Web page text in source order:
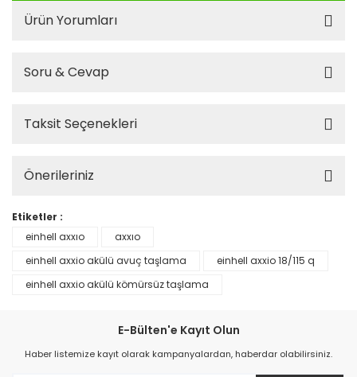
Ürün Yorumları
Soru & Cevap
Taksit Seçenekleri
Önerileriniz
Etiketler :
einhell axxıo
axxıo
einhell axxio akülü avuç taşlama
einhell axxio 18/115 q
einhell axxio akülü kömürsüz taşlama
E-Bülten'e Kayıt Olun
Haber listemize kayıt olarak kampanyalardan, haberdar olabilirsiniz.